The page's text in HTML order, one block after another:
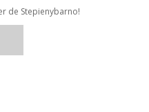
de Stepienybarno!